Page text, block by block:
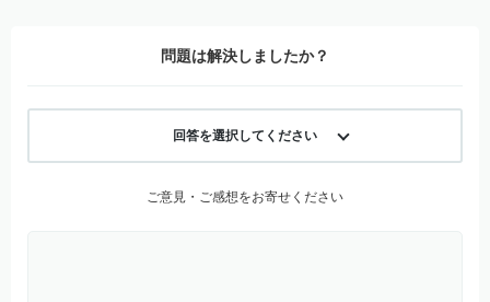
問題は解決しましたか？
回答を選択してください
ご意見・ご感想をお寄せください